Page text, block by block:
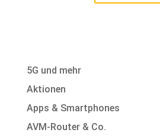
5G und mehr
Aktionen
Apps & Smartphones
AVM-Router & Co.